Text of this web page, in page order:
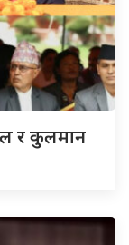
र कुलमान